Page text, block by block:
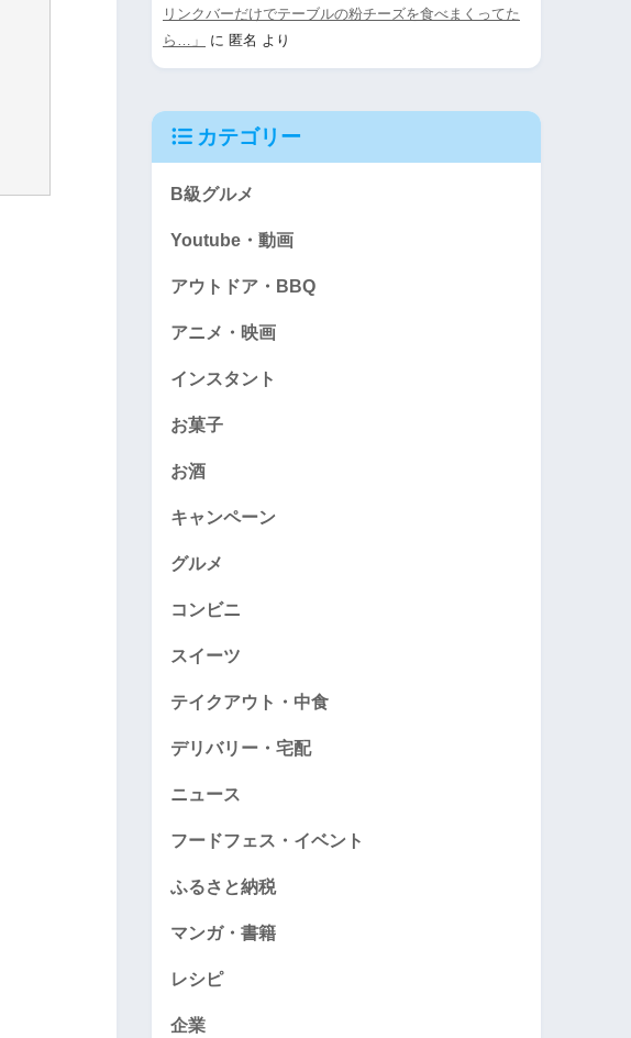
リンクバーだけでテーブルの粉チーズを食べまくってた
ら…」
に 匿名 より
カテゴリー
B級グルメ
Youtube・動画
アウトドア・BBQ
アニメ・映画
インスタント
お菓子
お酒
キャンペーン
グルメ
コンビニ
スイーツ
テイクアウト・中食
デリバリー・宅配
ニュース
フードフェス・イベント
ふるさと納税
マンガ・書籍
レシピ
企業